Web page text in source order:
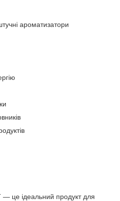
ароматизатори
— це ідеальний продукт для